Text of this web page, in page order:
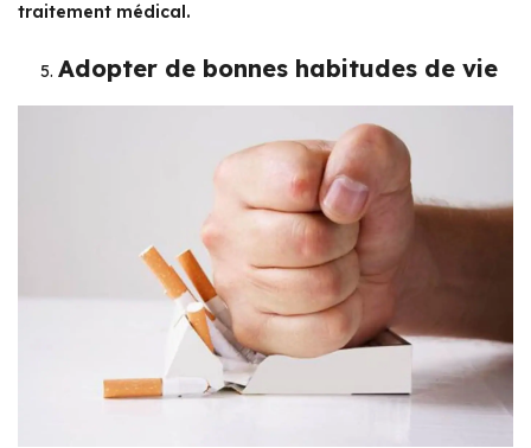
traitement médical.
Adopter de bonnes habitudes de vie